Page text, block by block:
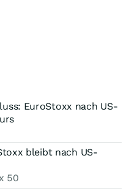
EuroStoxx nach US-
bleibt nach US-
50